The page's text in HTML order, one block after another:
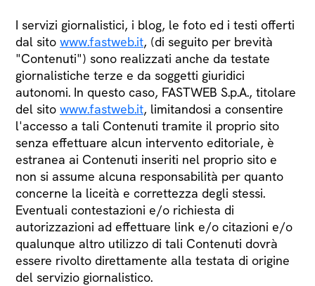
I servizi giornalistici, i blog, le foto ed i testi offerti
dal sito www.fastweb.it, (di seguito per brevità
"Contenuti") sono realizzati anche da testate
giornalistiche terze e da soggetti giuridici
autonomi. In questo caso, FASTWEB S.p.A., titolare
del sito www.fastweb.it, limitandosi a consentire
l'accesso a tali Contenuti tramite il proprio sito
senza effettuare alcun intervento editoriale, è
estranea ai Contenuti inseriti nel proprio sito e
non si assume alcuna responsabilità per quanto
concerne la liceità e correttezza degli stessi.
Eventuali contestazioni e/o richiesta di
autorizzazioni ad effettuare link e/o citazioni e/o
qualunque altro utilizzo di tali Contenuti dovrà
essere rivolto direttamente alla testata di origine
del servizio giornalistico.